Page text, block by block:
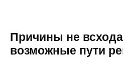
Причины не
возможные пути